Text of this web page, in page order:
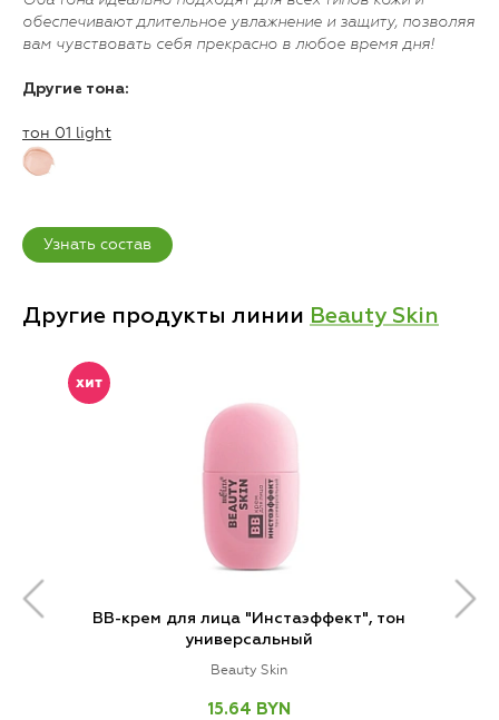
обеспечивают длительное увлажнение и защиту, позволяя
вам чувствовать себя прекрасно в любое время дня!
Другие тона:
тон 01 light
Узнать состав
Другие продукты линии Beauty Skin
BB-крем для лица "Инстаэффект", тон
универсальный
Beauty Skin
15.64 BYN